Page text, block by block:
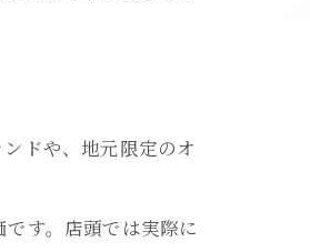
ドや、地元限定のオ
す。店頭では実際に